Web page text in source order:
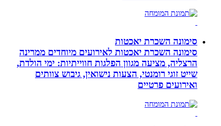
סימונה השכרת יאכטות
סימונה השכרת יאכטות לאירועים מיוחדים ממרינה
הרצליה, מציעה מגוון הפלגות חווייתיות: ימי הולדת,
שייט זוגי רומנטי, הצעות נישואין, גיבוש צוותים
ואירועים פרטיים